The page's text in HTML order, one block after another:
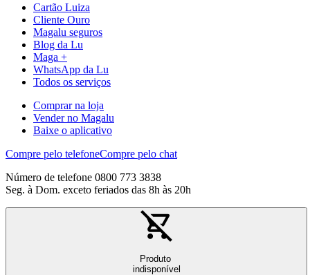
Cartão Luiza
Cliente Ouro
Magalu seguros
Blog da Lu
Maga +
WhatsApp da Lu
Todos os serviços
Comprar na loja
Vender no Magalu
Baixe o aplicativo
Compre pelo telefoneCompre pelo chat
Número de telefone 0800 773 3838
Seg. à Dom. exceto feriados das 8h às 20h
Produto
indisponível